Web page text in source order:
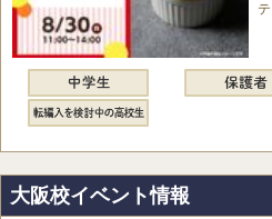
大阪校イベント情報